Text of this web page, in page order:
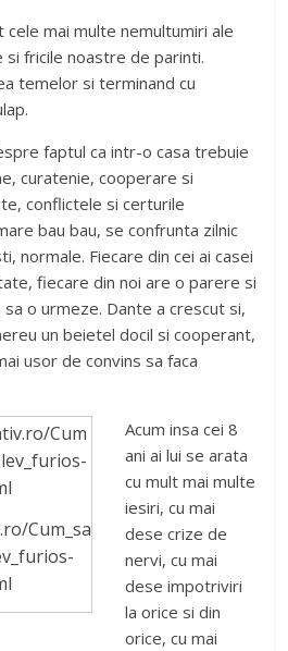
mai multe nemultumiri ale
si fricile noastre de parinti.
temelor si terminand cu
faptul ca intr-o casa trebuie
curatenie, cooperare si
conflictele si certurile
bau bau, se confrunta zilnic
normale. Fiecare din cei ai casei
fiecare din noi are o parere si
o urmeze. Dante a crescut si,
un beietel docil si cooperant,
usor de convins sa faca
Cum_sa
Acum insa cei 8
ani ai lui se arata
cu mult mai multe
iesiri, cu mai
dese crize de
nervi, cu mai
dese impotriviri
la orice si din
orice, cu mai